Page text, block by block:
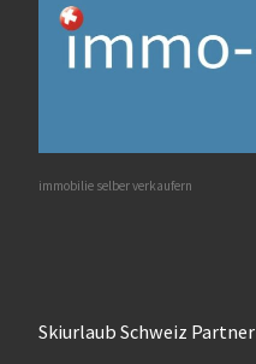
immobilie selber verkaufern
Skiurlaub Schweiz Partner